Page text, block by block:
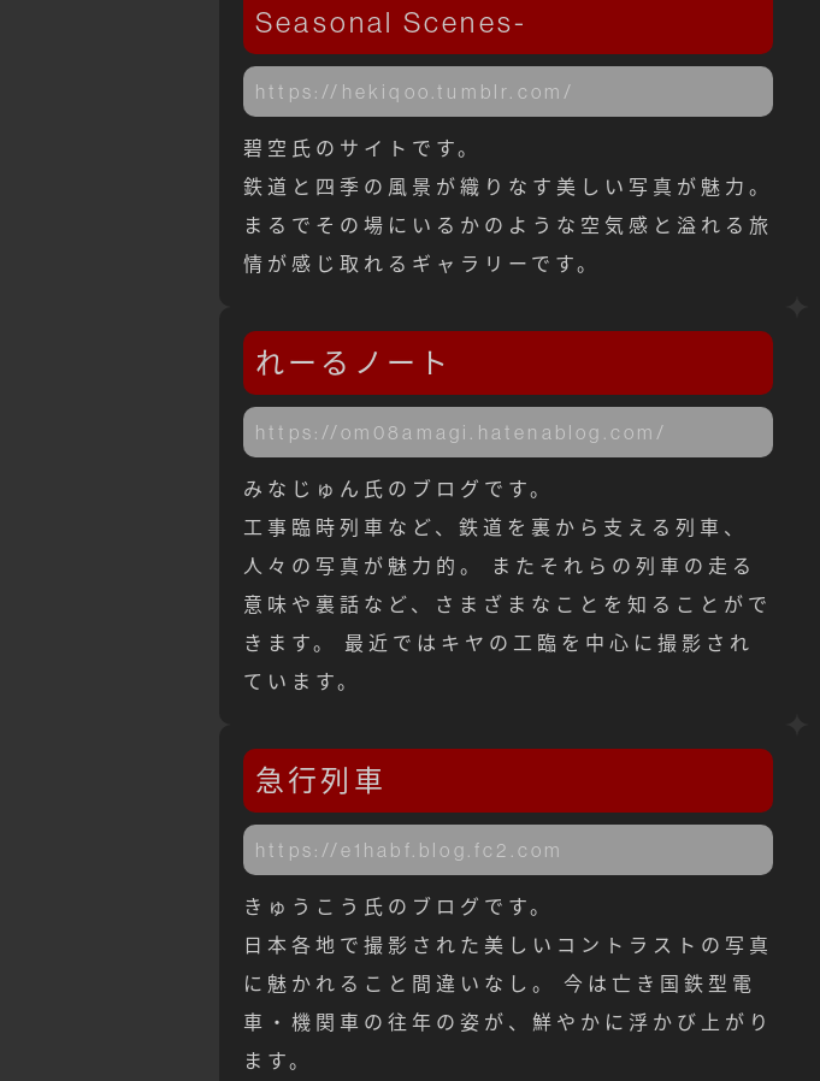
Seasonal Scenes-
https://hekiqoo.tumblr.com/
碧空氏のサイトです。
鉄道と四季の風景が織りなす美しい写真が魅力。
まるでその場にいるかのような空気感と溢れる旅
情が感じ取れるギャラリーです。
れーるノート
https://om08amagi.hatenablog.com/
みなじゅん氏のブログです。
工事臨時列車など、鉄道を裏から支える列車、
人々の写真が魅力的。 またそれらの列車の走る
意味や裏話など、さまざまなことを知ることがで
きます。 最近ではキヤの工臨を中心に撮影され
ています。
急行列車
https://e1habf.blog.fc2.com
きゅうこう氏のブログです。
日本各地で撮影された美しいコントラストの写真
に魅かれること間違いなし。 今は亡き国鉄型電
車・機関車の往年の姿が、鮮やかに浮かび上がり
ます。